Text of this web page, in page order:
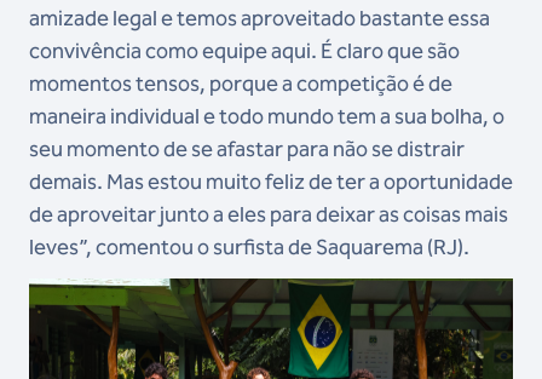
amizade legal e temos aproveitado bastante essa
convivência como equipe aqui. É claro que são
momentos tensos, porque a competição é de
maneira individual e todo mundo tem a sua bolha, o
seu momento de se afastar para não se distrair
demais. Mas estou muito feliz de ter a oportunidade
de aproveitar junto a eles para deixar as coisas mais
leves”, comentou o surfista de Saquarema (RJ).